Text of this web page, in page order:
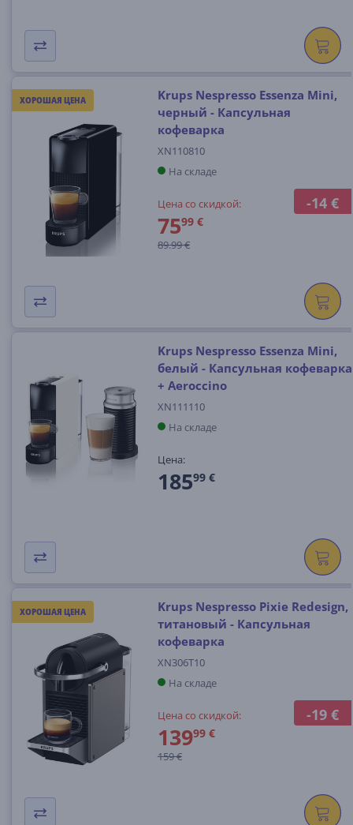
ХОРОШАЯ ЦЕНА
-14 €
Krups Nespresso Essenza Mini,
черный - Капсульная
кофеварка
XN110810
На складе
Цена со скидкой:
7599 €
89.99 €
Krups Nespresso Essenza Mini,
белый - Капсульная кофеварка
+ Aeroccino
XN111110
На складе
Цена:
18599 €
ХОРОШАЯ ЦЕНА
-19 €
Krups Nespresso Pixie Redesign,
титановый - Капсульная
кофеварка
XN306T10
На складе
Цена со скидкой:
13999 €
159 €